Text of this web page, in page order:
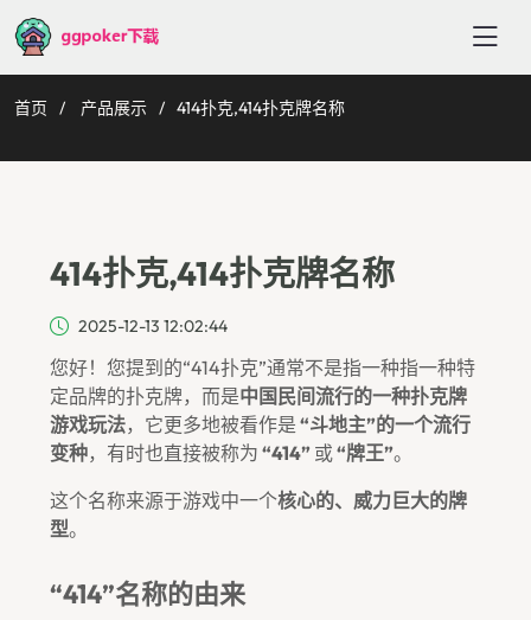
首页 产品展示 414扑克,414扑克牌名称
414扑克,414扑克牌名称
2025-12-13 12:02:44
您好！您提到的“414扑克”通常不是指一种指一种特
定品牌的扑克牌，而是中国民间流行的一种扑克牌
游戏玩法，它更多地被看作是 “斗地主”的一个流行
变种，有时也直接被称为 “414” 或“牌王”。
这个名称来源于游戏中一个核心的、威力巨大的牌
型。
“414”名称的由来